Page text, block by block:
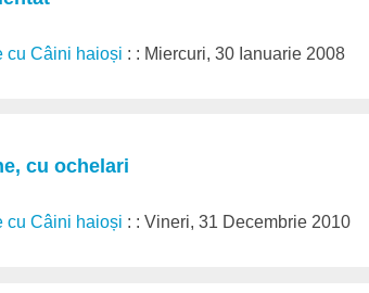
cu Câini haioși : : Miercuri, 30 Ianuarie 2008
cu ochelari
cu Câini haioși : : Vineri, 31 Decembrie 2010